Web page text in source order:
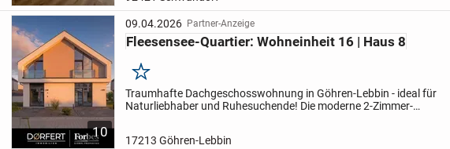
Zimmer-Wohnung mit...
10
09.04.2026 Partner-Anzeige
Fleesensee-Quartier: Wohneinheit 16 | Haus 8
Merken
Traumhafte Dachgeschosswohnung in Göhren-Lebbin - ideal für
Naturliebhaber und Ruhesuchende! Die moderne 2-Zimmer-
17213 Göhren-Lebbin